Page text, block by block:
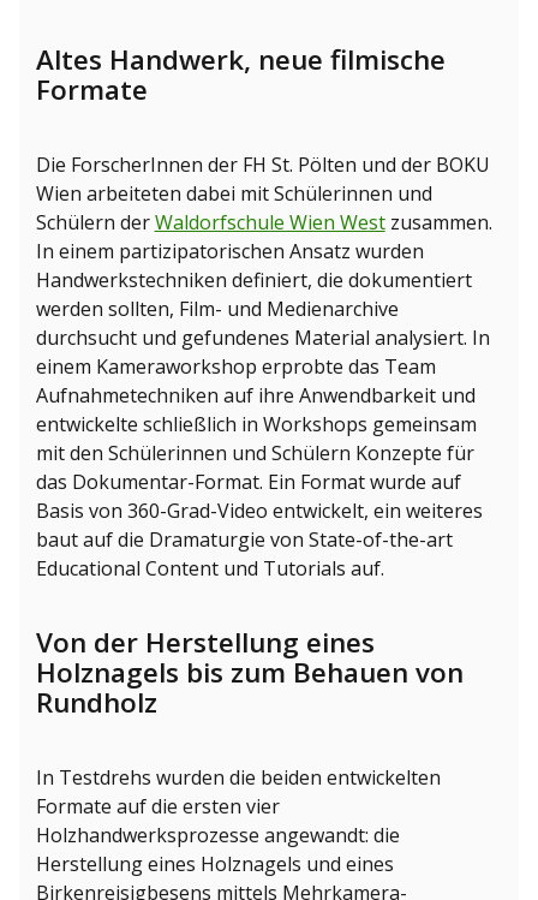
Altes Handwerk, neue filmische
Formate
Die ForscherInnen der FH St. Pölten und der BOKU
Wien arbeiteten dabei mit Schülerinnen und
Schülern derWaldorfschule Wien Westzusammen.
In einem partizipatorischen Ansatz wurden
Handwerkstechniken definiert, die dokumentiert
werden sollten, Film- und Medienarchive
durchsucht und gefundenes Material analysiert. In
einem Kameraworkshop erprobte das Team
Aufnahmetechniken auf ihre Anwendbarkeit und
entwickelte schließlich in Workshops gemeinsam
mit den Schülerinnen und Schülern Konzepte für
das Dokumentar-Format. Ein Format wurde auf
Basis von 360-Grad-Video entwickelt, ein weiteres
baut auf die Dramaturgie von State-of-the-art
Educational Content und Tutorials auf.
Von der Herstellung eines
Holznagels bis zum Behauen von
Rundholz
In Testdrehs wurden die beiden entwickelten
Formate auf die ersten vier
Holzhandwerksprozesse angewandt: die
Herstellung eines Holznagels und eines
Birkenreisigbesens mittels Mehrkamera-